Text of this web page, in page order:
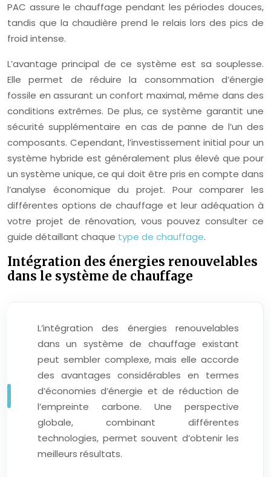
PAC assure le chauffage pendant les périodes douces,
tandis que la chaudière prend le relais lors des pics de
froid intense.
L’avantage principal de ce système est sa souplesse.
Elle permet de réduire la consommation d’énergie
fossile en assurant un confort maximal, même dans des
conditions extrêmes. De plus, ce système garantit une
sécurité supplémentaire en cas de panne de l’un des
composants. Cependant, l’investissement initial pour un
système hybride est généralement plus élevé que pour
un système unique, ce qui doit être pris en compte dans
l’analyse économique du projet. Pour comparer les
différentes options de chauffage et leur adéquation à
votre projet de rénovation, vous pouvez consulter ce
guide détaillant chaque type de chauffage.
Intégration des énergies renouvelables
dans le système de chauffage
L’intégration des énergies renouvelables
dans un système de chauffage existant
peut sembler complexe, mais elle accorde
des avantages considérables en termes
d’économies d’énergie et de réduction de
l’empreinte carbone. Une perspective
globale, combinant différentes
technologies, permet souvent d’obtenir les
meilleurs résultats.